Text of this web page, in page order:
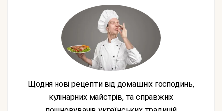
Щодня нові рецепти від домашніх господинь,
кулінарних майстрів, та справжніх